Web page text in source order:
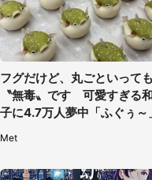
フグだけど、丸ごといっても
〝無毒〟です 可愛すぎる
子に4.7万人夢中「ふぐぅ～
Met